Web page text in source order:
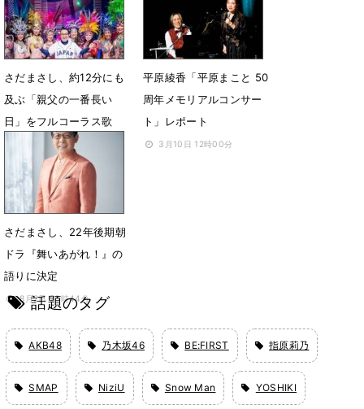
さだまさし、約12分にも
及ぶ「親父の一番長い
日」をフルコーラス歌
唱：NHK「SONGS」
6月12日 23時04分
平原綾香「平原まこと 50
周年メモリアルコンサー
ト」レポート
3月10日 12時00分
さだまさし、22年後期朝
ドラ『舞いあがれ！』の
語りに決定
8月2日 23時44分
話題のタグ
AKB48 乃木坂46 BE:FIRST 指原莉乃
SMAP NiziU Snow Man YOSHIKI